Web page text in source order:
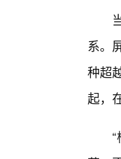
系。
种超
起，